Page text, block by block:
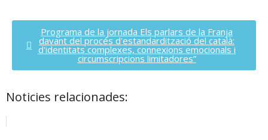
Programa de la jornada Els parlars de la Franja
davant del procés d'estandardització del català:
d'identitats complexes, connexions emocionals i
circumscripcions limitadores”
Noticies relacionades: